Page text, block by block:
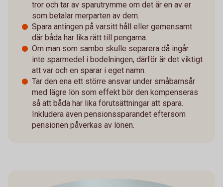
tror och tar av sparutrymme om det är en av er
som betalar merparten av dem.
Spara antingen på varsitt håll eller gemensamt
där båda har lika rätt till pengarna.
Om man som sambo skulle separera då ingår
inte sparmedel i bodelningen, därför är det viktigt
att var och en sparar i eget namn.
Tar den ena ett större ansvar under småbarnsår
med lägre lön som effekt bör den kompenseras
så att båda har lika förutsättningar att spara.
Inkludera även pensionssparandet eftersom
pensionen påverkas av lönen.